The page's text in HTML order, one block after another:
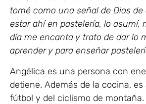
tomé como una señal de Dios
estar ahí en pastelería, lo asumí,
día me encanta y trato de dar lo
aprender y para enseñar
Angélica es una persona con
detiene. Además de la cocina,
fútbol y del ciclismo de montaña.